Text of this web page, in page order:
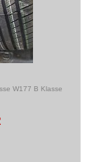
W177 B Klasse